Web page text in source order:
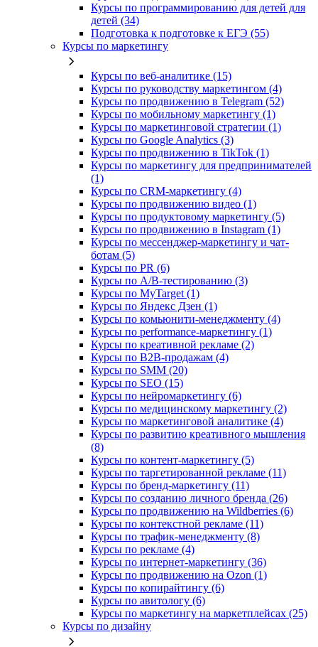
Курсы по программированию для детей для
детей (34)
Подготовка к подготовке к ЕГЭ (55)
Курсы по маркетингу
Курсы по веб-аналитике (15)
Курсы по руководству маркетингом (4)
Курсы по продвижению в Telegram (52)
Курсы по мобильному маркетингу (1)
Курсы по маркетинговой стратегии (1)
Курсы по Google Analytics (3)
Курсы по продвижению в TikTok (1)
Курсы по маркетингу для предпринимателей
(1)
Курсы по CRM-маркетингу (4)
Курсы по продвижению видео (1)
Курсы по продуктовому маркетингу (5)
Курсы по продвижению в Instagram (1)
Курсы по мессенджер-маркетингу и чат-
ботам (5)
Курсы по PR (6)
Курсы по A/B-тестированию (3)
Курсы по MyTarget (1)
Курсы по Яндекс Дзен (1)
Курсы по комьюнити-менеджменту (4)
Курсы по performance-маркетингу (1)
Курсы по креативной рекламе (2)
Курсы по B2B-продажам (4)
Курсы по SMM (20)
Курсы по SEO (15)
Курсы по нейромаркетингу (6)
Курсы по медицинскому маркетингу (2)
Курсы по маркетинговой аналитике (4)
Курсы по развитию креативного мышления
(8)
Курсы по контент-маркетингу (5)
Курсы по таргетированной рекламе (11)
Курсы по бренд-маркетингу (11)
Курсы по созданию личного бренда (26)
Курсы по продвижению на Wildberries (6)
Курсы по контекстной рекламе (11)
Курсы по трафик-менеджменту (8)
Курсы по рекламе (4)
Курсы по интернет-маркетингу (36)
Курсы по продвижению на Ozon (1)
Курсы по копирайтингу (6)
Курсы по авитологу (6)
Курсы по маркетингу на маркетплейсах (25)
Курсы по дизайну